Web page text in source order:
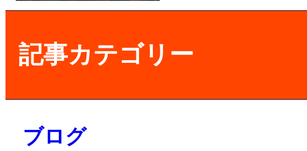
記事カテゴリー
ブログ